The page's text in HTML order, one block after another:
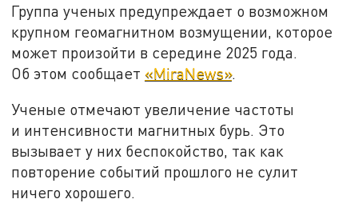
Группа ученых предупреждает о возможном
крупном геомагнитном возмущении, которое
может произойти в середине 2025 года.
Об этом сообщает «MiraNews».
Ученые отмечают увеличение частоты
и интенсивности магнитных бурь. Это
вызывает у них беспокойство, так как
повторение событий прошлого не сулит
ничего хорошего.